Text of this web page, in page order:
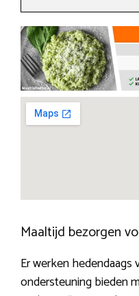
Maaltijd bezorgen
Er werken
ondersteuning bieden